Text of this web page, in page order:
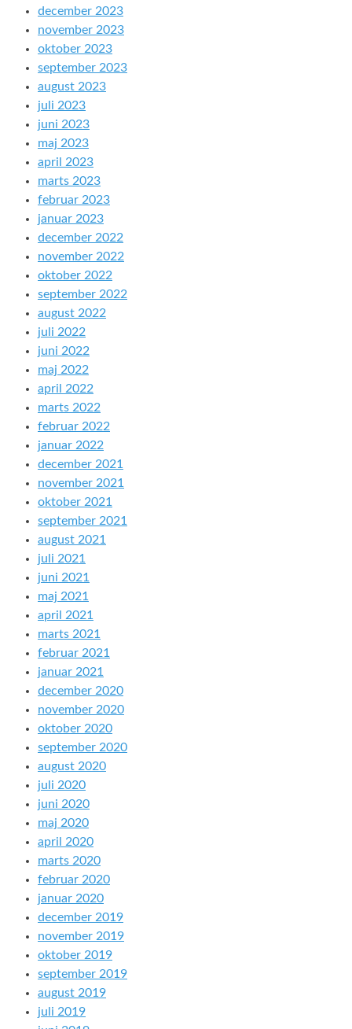
december 2023
november 2023
oktober 2023
september 2023
august 2023
juli 2023
juni 2023
maj 2023
april 2023
marts 2023
februar 2023
januar 2023
december 2022
november 2022
oktober 2022
september 2022
august 2022
juli 2022
juni 2022
maj 2022
april 2022
marts 2022
februar 2022
januar 2022
december 2021
november 2021
oktober 2021
september 2021
august 2021
juli 2021
juni 2021
maj 2021
april 2021
marts 2021
februar 2021
januar 2021
december 2020
november 2020
oktober 2020
september 2020
august 2020
juli 2020
juni 2020
maj 2020
april 2020
marts 2020
februar 2020
januar 2020
december 2019
november 2019
oktober 2019
september 2019
august 2019
juli 2019